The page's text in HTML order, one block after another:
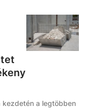
kezdetén a legtöbben